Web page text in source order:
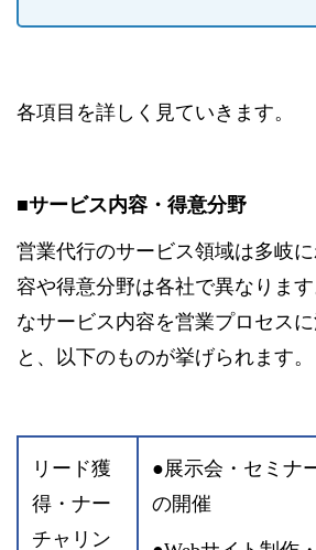
各項目を詳しく見ていきます。
■サービス内容・得意分野
営業代行のサービス領域は多岐
容や得意分野は各社で異なりま
なサービス内容を営業プロセス
と、以下のものが挙げられます。
リード獲
得・ナー
チャリン
●展示会・セミナ
の開催